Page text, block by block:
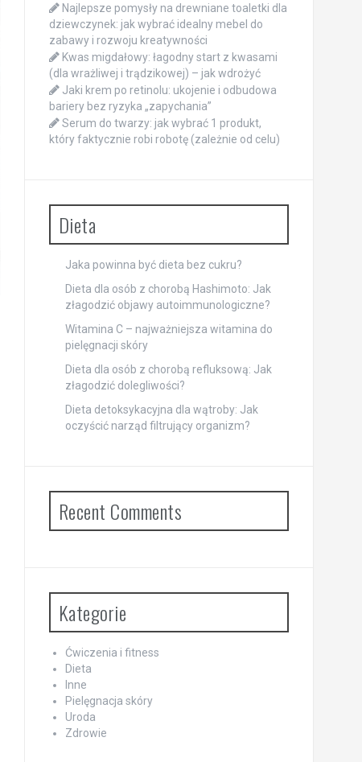
Najlepsze pomysły na drewniane toaletki dla
dziewczynek: jak wybrać idealny mebel do
zabawy i rozwoju kreatywności
Kwas migdałowy: łagodny start z kwasami
(dla wrażliwej i trądzikowej) – jak wdrożyć
Jaki krem po retinolu: ukojenie i odbudowa
bariery bez ryzyka „zapychania”
Serum do twarzy: jak wybrać 1 produkt,
który faktycznie robi robotę (zależnie od celu)
Dieta
Jaka powinna być dieta bez cukru?
Dieta dla osób z chorobą Hashimoto: Jak
złagodzić objawy autoimmunologiczne?
Witamina C – najważniejsza witamina do
pielęgnacji skóry
Dieta dla osób z chorobą refluksową: Jak
złagodzić dolegliwości?
Dieta detoksykacyjna dla wątroby: Jak
oczyścić narząd filtrujący organizm?
Recent Comments
Kategorie
Ćwiczenia i fitness
Dieta
Inne
Pielęgnacja skóry
Uroda
Zdrowie